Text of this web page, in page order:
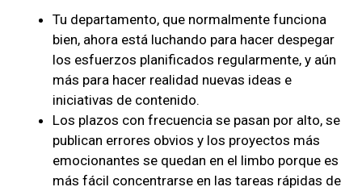
Tu departamento, que normalmente funciona
bien, ahora está luchando para hacer despegar
los esfuerzos planificados regularmente, y aún
más para hacer realidad nuevas ideas e
iniciativas de contenido.
Los plazos con frecuencia se pasan por alto, se
publican errores obvios y los proyectos más
emocionantes se quedan en el limbo porque es
más fácil concentrarse en las tareas rápidas de